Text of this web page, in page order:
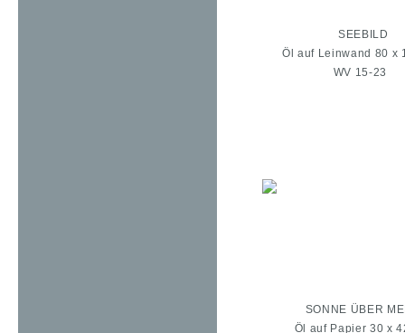
SEEBILD
Öl auf Leinwand 80 x
WV 15-23
SONNE ÜBER
Öl auf Papier 30 x